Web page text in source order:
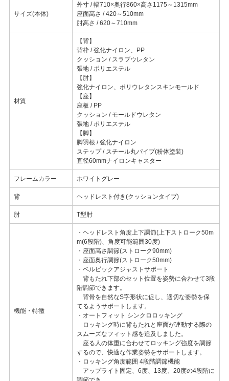
サイズ(本体)
外寸 / 幅710×奥行860×高さ1175～1315mm
座面高さ / 420～510mm
肘高さ / 620～710mm
材質
【背】
背枠 / 強化ナイロン、PP
クッション / スラブウレタン
張地 / ポリエステル
【肘】
強化ナイロン、ポリウレタンスキンモールド
【座】
座板 / PP
クッション / モールドウレタン
張地 / ポリエステル
【脚】
脚羽根 / 強化ナイロン
ステップ / スチール丸パイプ(粉体塗装)
直径60mmナイロンキャスター
フレームカラー ホワイトグレー
背 ヘッドレスト付き(クッションタイプ)
肘 T型肘
機能・特徴
・ヘッドレスト角度上下調節(上下ストローク50m
m(6段階)、角度可能範囲30度)
・座面高さ調節(ストローク90mm)
・座面奥行調節(ストローク50mm)
・ベルビックアジャストサポート
背もたれ下部のセット位置を姿勢に合わせて3段
階調節できます。
背骨を自然なS字形状に促し、適切な姿勢を保
てるようサポートします。
・オートフィット シンクロロッキング
ロッキング時に背もたれと座面が連動する際の
スムーズなフィット感を追及しました。
座る人の体重に合わせてロッキング強度を調節
するので、快適な作業姿勢をサポートします。
・ロッキング角度範囲 4段階調節機能
アップライト固定、6度、13度、20度の4段階に